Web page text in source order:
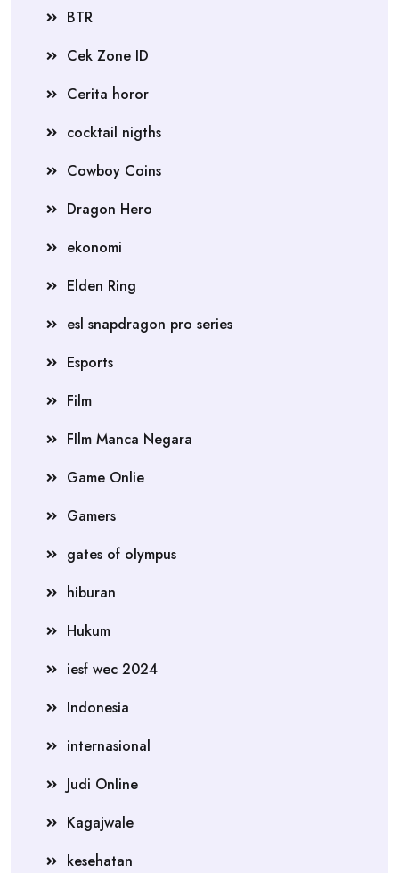
BTR
Cek Zone ID
Cerita horor
cocktail nigths
Cowboy Coins
Dragon Hero
ekonomi
Elden Ring
esl snapdragon pro series
Esports
Film
FIlm Manca Negara
Game Onlie
Gamers
gates of olympus
hiburan
Hukum
iesf wec 2024
Indonesia
internasional
Judi Online
Kagajwale
kesehatan